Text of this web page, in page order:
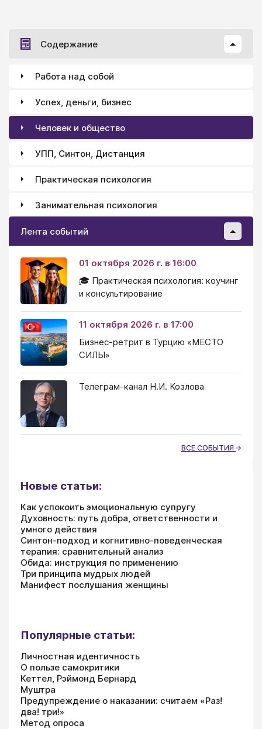
Содержание
Работа над собой
Успех, деньги, бизнес
Человек и общество
УПП, Синтон, Дистанция
Практическая психология
Занимательная психология
Лента событий
01 октября 2026 г. в 16:00
🎓 Практическая психология: коучинг
и консультирование
11 октября 2026 г. в 17:00
Бизнес-ретрит в Турцию «МЕСТО
СИЛЫ»
Телеграм-канал Н.И. Козлова
ВСЕ СОБЫТИЯ
Новые статьи:
Как успокоить эмоциональную супругу
Духовность: путь добра, ответственности и
умного действия
Синтон-подход и когнитивно-поведенческая
терапия: сравнительный анализ
Обида: инструкция по применению
Три принципа мудрых людей
Манифест послушания женщины
Популярные статьи:
Личностная идентичность
О пользе самокритики
Кеттел, Рэймонд Бернард
Муштра
Предупреждение о наказании: считаем «Раз!
два! три!»
Метод опроса